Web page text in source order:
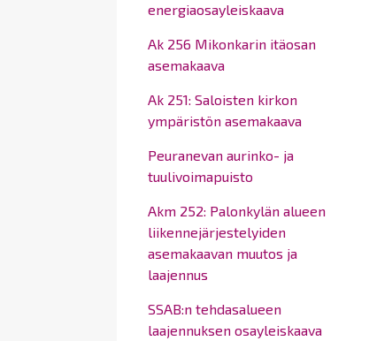
energiaosayleiskaava
Ak 256 Mikonkarin itäosan
asemakaava
Ak 251: Saloisten kirkon
ympäristön asemakaava
Peuranevan aurinko- ja
tuulivoimapuisto
Akm 252: Palonkylän alueen
liikennejärjestelyiden
asemakaavan muutos ja
laajennus
SSAB:n tehdasalueen
laajennuksen osayleiskaava